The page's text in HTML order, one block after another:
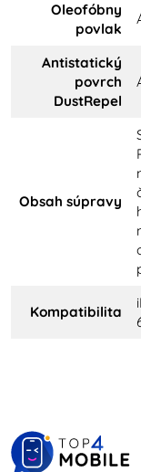
Oleofóbny
povlak
Antistatický
povrch
DustRepel
Obsah súpravy
Kompatibilita